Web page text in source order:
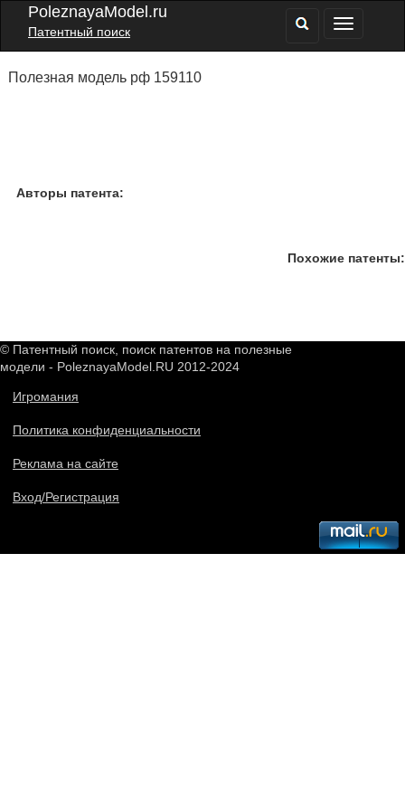
PoleznayaModel.ru
Патентный поиск
Полезная модель рф 159110
Авторы патента:
Похожие патенты:
© Патентный поиск, поиск патентов на полезные
модели - PoleznayaModel.RU 2012-2024
Игромания
Политика конфиденциальности
Реклама на сайте
Вход/Регистрация